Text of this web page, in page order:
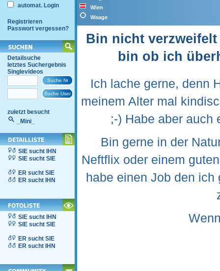
automat. Login
Registrieren
Passwort vergessen?
Detailsuche
letztes Suchergebnis
Singlevideos
zuletzt besucht
_Mini_
SIE sucht IHN
SIE sucht SIE
ER sucht SIE
ER sucht IHN
SIE sucht IHN
SIE sucht SIE
ER sucht SIE
ER sucht IHN
Wien
Waage
Bin nicht
bin ob ich
Ich lache gerne, denn
meinem Alter mal
;-) Habe aber auch
Bin gerne in der
Neftflix oder einem
habe einen Job den ich